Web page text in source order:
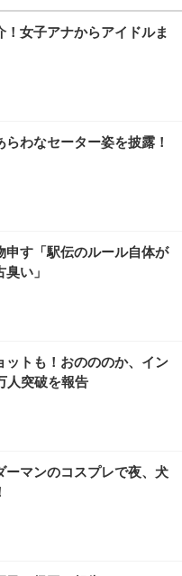
デスクチェア 疲れない テレ
レスト 30度ロッキング機
ート 90度跳ね上げ式アーム
ッシュ ゲーミング/勉強/事
チェア (ブラック)
スクチェア 疲れない テレ
クレスト 30度ロッキング機
チェア (ホワイト)
ア デスクチェア 肘なし メ
ポート付き 腰サポート ガ
転 キャスター付き コンパク
モニター DualSense 充電
）
27インチ 液晶モニタ
）VA 非光沢 HDMI/DisplayP
FHD】GRAPHT THE S
24” Essential ゲーミン
チ 1ms FHD 量子ドット 残
オムツ L 中型犬用 26枚入
ーシック) 【Amazon.co.jp
リスオーヤマ ペットシーツ
シーツ 超厚型 お徳用 レギ
限定】
女子アナからアイドルま
わなセーター姿を披露！
申す「駅伝のルール自体が
い」
ットも！おのののか、イン
人突破を報告
ーマンのコスプレで夜、犬